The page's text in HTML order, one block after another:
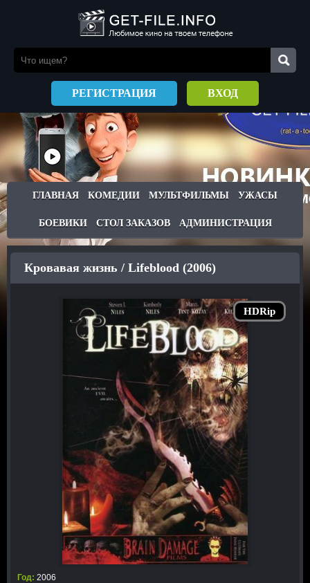
РЕГИСТРАЦИЯ ВХОД
ГЛАВНАЯ КОМЕДИИ МУЛЬТФИЛЬМЫ УЖАСЫ
БОЕВИКИ СТОЛ ЗАКАЗОВ АДМИНИСТРАЦИЯ
HDRip
Кровавая жизнь / Lifeblood (2006)
Год: 2006